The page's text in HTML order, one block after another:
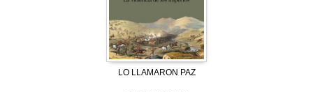
LO LLAMARON PAZ